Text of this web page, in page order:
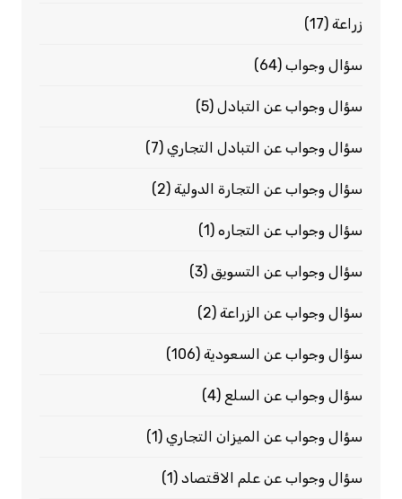
زراعة(17)
سؤال وجواب(64)
سؤال وجواب عن التبادل(5)
سؤال وجواب عن التبادل التجاري(7)
سؤال وجواب عن التجارة الدولية(2)
سؤال وجواب عن التجاره(1)
سؤال وجواب عن التسويق(3)
سؤال وجواب عن الزراعة(2)
سؤال وجواب عن السعودية(106)
سؤال وجواب عن السلع (4)
سؤال وجواب عن الميزان التجاري(1)
سؤال وجواب عن علم الاقتصاد(1)